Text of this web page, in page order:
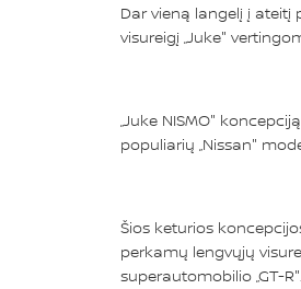
Dar vieną langelį į ateitį
visureigį „Juke"
„Juke NISMO"
populiarių „Nissan"
Šios keturios
perkamų lengvųjų
superautomobilio „GT-R".